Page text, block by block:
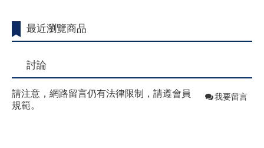
最近瀏覽商品
討論
請注意，網路留言仍有法律限制，請遵會員
規範。
我要留言